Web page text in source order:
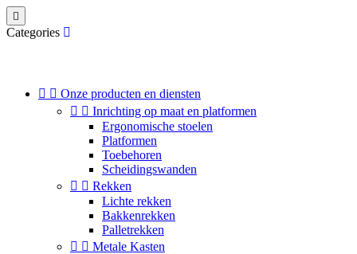

Categories
  Onze producten en diensten
  Inrichting op maat en platformen
Ergonomische stoelen
Platformen
Toebehoren
Scheidingswanden
  Rekken
Lichte rekken
Bakkenrekken
Palletrekken
  Metale Kasten